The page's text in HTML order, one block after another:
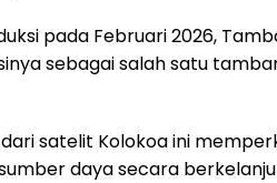
pada Februari 2026,
sebagai salah satu
satelit Kolokoa ini
daya secara